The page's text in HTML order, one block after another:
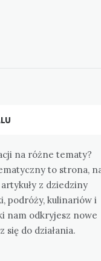
na różne tematy?
to strona,
z dziedziny
podróży, kulinariów i
nam odkryjesz nowe
się do działania.